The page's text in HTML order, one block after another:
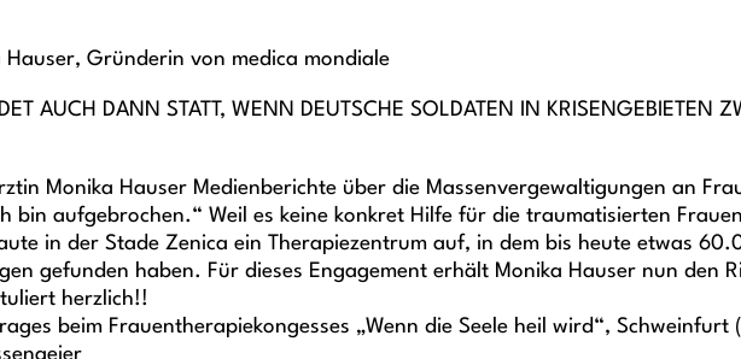
Gründerin von medica mondiale
AUCH DANN STATT, WENN DEUTSCHE SOLDATEN IN KRISENGEBIETEN
Monika Hauser Medienberichte über die Massenvergewaltigungen an
bin aufgebrochen.“ Weil es keine konkret Hilfe für die traumatisierten
in der Stade Zenica ein Therapiezentrum auf, in dem bis heute etwas
gefunden haben. Für dieses Engagement erhält Monika Hauser nun den
herzlich!!
beim Frauentherapiekongesses „Wenn die Seele heil wird“, Schweinfurt